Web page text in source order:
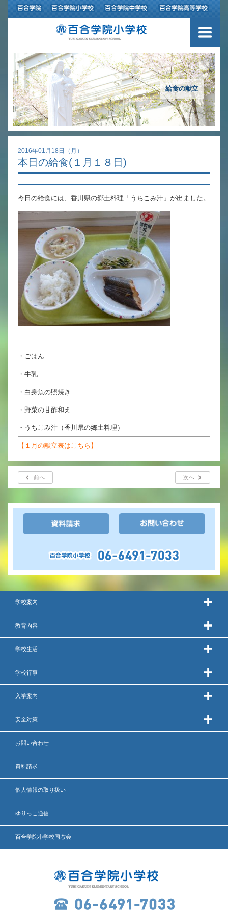
給食の献立
2016年01月18日（月）
本日の給食(１月１８日)
今日の給食には、香川県の郷土料理「うちこみ汁」が出ました。
・ごはん
・牛乳
・白身魚の照焼き
・野菜の甘酢和え
・うちこみ汁（香川県の郷土料理）
【１月の献立表はこちら】
前へ 次へ
学校案内
教育内容
学校生活
学校行事
入学案内
安全対策
お問い合わせ
資料請求
個人情報の取り扱い
ゆりっこ通信
百合学院小学校同窓会
３つの豊かさ・沿革
施設紹介
アクセスマップ
制服紹介
スクールバス運行
授業の特色
進路指導
英語力の向上
体育と食育
クラブ活動
委員会
年間行事
行事紹介
校外学習・宿泊行事
新入生募集要項
入学金・学費
保護者の声・入試関連よくある質問
説明会・公開行事
いじめ防止基本方針
安全・防災教育